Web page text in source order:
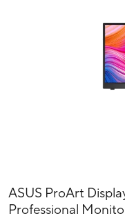
ASUS ProArt
Professional